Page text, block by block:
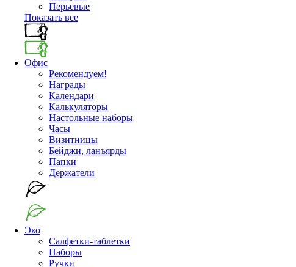
Перьевые
Показать все
Офис
Рекомендуем!
Награды
Календари
Калькуляторы
Настольные наборы
Часы
Визитницы
Бейджи, ланъярды
Папки
Держатели
Эко
Салфетки-таблетки
Наборы
Ручки